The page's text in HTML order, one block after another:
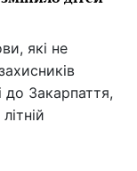
які не
до Закарпаття,